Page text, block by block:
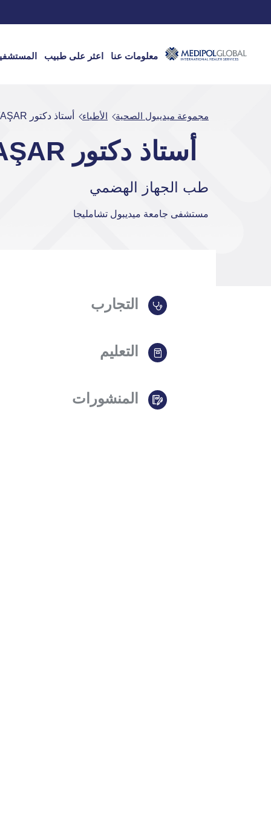
معلومات عنا اعثر على طبيب
مجموعة ميديبول الصحية الأطباء أستاذ دكتور BÜLENT YAŞAR
أستاذ دكتور BÜLENT YAŞAR
طب الجهاز الهضمي
مستشفى جامعة ميديبول تشامليجا
التجارب
التعليم
المنشورات